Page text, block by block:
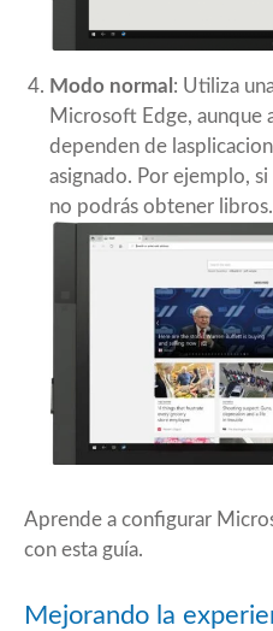
Modo normal : Utiliza
Microsoft Edge, aunque
dependen de
asignado. Por ejemplo,
no podrás obtener libros.
Aprende a configurar
con esta guía.
Mejorando la